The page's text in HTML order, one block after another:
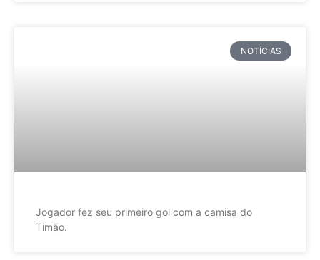
NOTÍCIAS
Jogador fez seu primeiro gol com a camisa do
Timão.